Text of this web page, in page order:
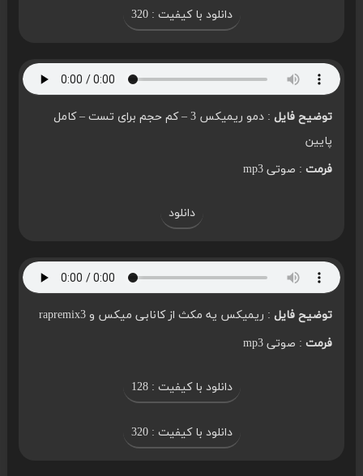
دانلود با کیفیت : 320
توضیح فایل
: دمو ریمیکس 3 – کم حجم برای تست – کامل
پایین
فرمت: صوتی mp3
دانلود
توضیح فایل: ریمیکس یه مکث از کانابی میکس و rapremix3
فرمت: صوتی mp3
دانلود با کیفیت : 128
دانلود با کیفیت : 320